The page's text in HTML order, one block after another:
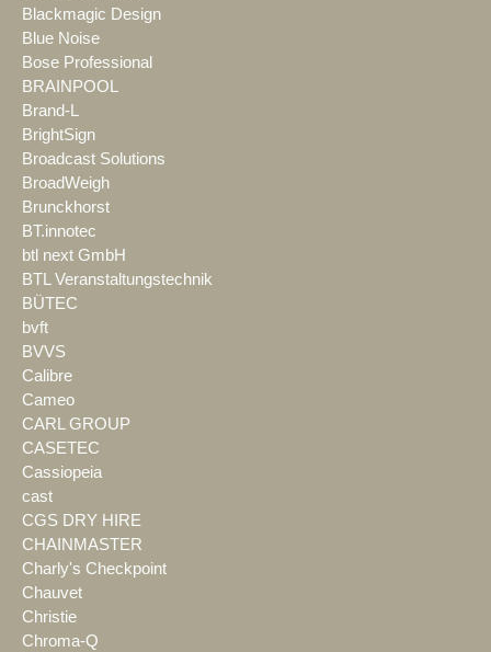
Blackmagic Design
Blue Noise
Bose Professional
BRAINPOOL
Brand-L
BrightSign
Broadcast Solutions
BroadWeigh
Brunckhorst
BT.innotec
btl next GmbH
BTL Veranstaltungstechnik
BÜTEC
bvft
BVVS
Calibre
Cameo
CARL GROUP
CASETEC
Cassiopeia
cast
CGS DRY HIRE
CHAINMASTER
Charly's Checkpoint
Chauvet
Christie
Chroma-Q